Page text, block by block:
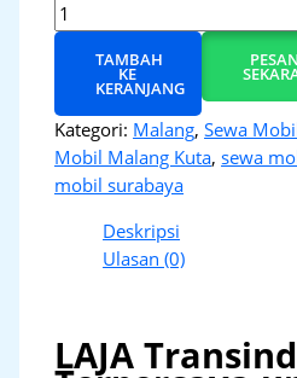
TAMBAH
KE
KERANJANG
PESAN
Kategori: Malang,Sewa
Mobil Malang Kuta,sewa
mobil surabaya
Deskripsi
Ulasan (0)
LAJA